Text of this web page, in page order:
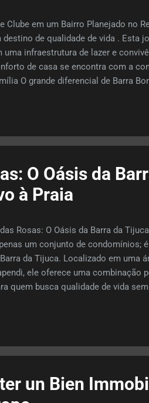
Clube em um Bairro Planejado no
destino de qualidade de vida . Esta
infraestrutura de lazer e
de casa se encontra com a
O grande diferencial de Barra
encontrar, por exemplo, aulas de
O Oásis da
à Praia
Rosas: O Oásis da Barra da
um conjunto de condomínios;
da Tijuca. Localizado em uma
ele oferece uma combinação
quem busca qualidade de vida
quadras) e uma convivência
un Bien